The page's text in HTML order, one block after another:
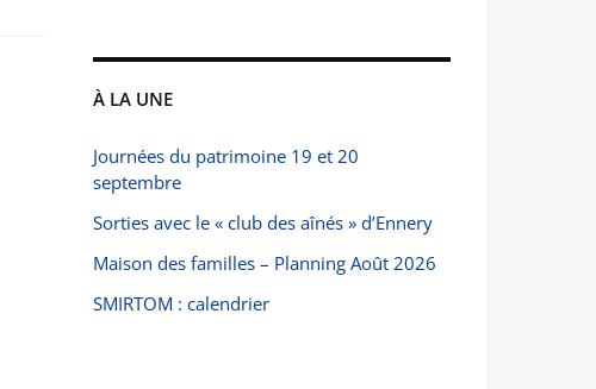
À LA UNE
Journées du patrimoine 19 et 20
septembre
Sorties avec le « club des aînés » d’Ennery
Maison des familles – Planning Août 2026
SMIRTOM : calendrier